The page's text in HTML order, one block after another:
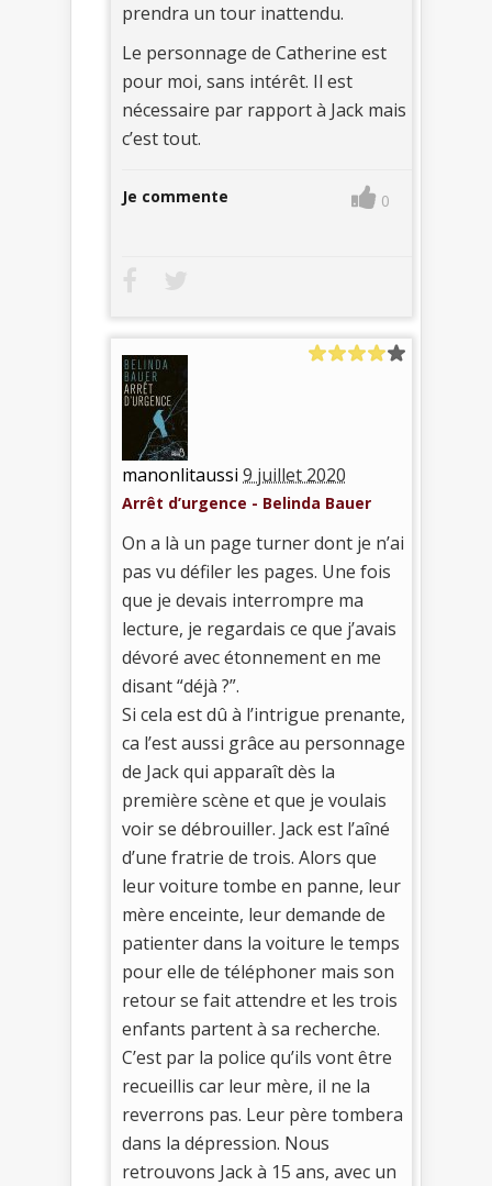
prendra un tour inattendu.
Le personnage de Catherine est
pour moi, sans intérêt. Il est
nécessaire par rapport à Jack mais
c’est tout.
Je commente 0
manonlitaussi 9 juillet 2020
Arrêt d’urgence - Belinda Bauer
On a là un page turner dont je n’ai
pas vu défiler les pages. Une fois
que je devais interrompre ma
lecture, je regardais ce que j’avais
dévoré avec étonnement en me
disant “déjà ?”.
Si cela est dû à l’intrigue prenante,
ca l’est aussi grâce au personnage
de Jack qui apparaît dès la
première scène et que je voulais
voir se débrouiller. Jack est l’aîné
d’une fratrie de trois. Alors que
leur voiture tombe en panne, leur
mère enceinte, leur demande de
patienter dans la voiture le temps
pour elle de téléphoner mais son
retour se fait attendre et les trois
enfants partent à sa recherche.
C’est par la police qu’ils vont être
recueillis car leur mère, il ne la
reverrons pas. Leur père tombera
dans la dépression. Nous
retrouvons Jack à 15 ans, avec un